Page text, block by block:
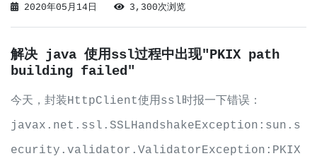
存。它是一个被动的实体，不会因操
作系统重新重启而消失。进程（动
态）：程序的任何运行实例都称为进
程，也可以将其描述为正在执行的程
序。一个程序可以有多个进程。进程
驻留在主内存中
2020年05月14日 3,300次浏览
解决 java 使用ssl过程中出现"PKIX path
building failed"
今天，封装HttpClient使用ssl时报一下错误：
javax.net.ssl.SSLHandshakeException:sun.s
ecurity.validator.ValidatorException:PKIX